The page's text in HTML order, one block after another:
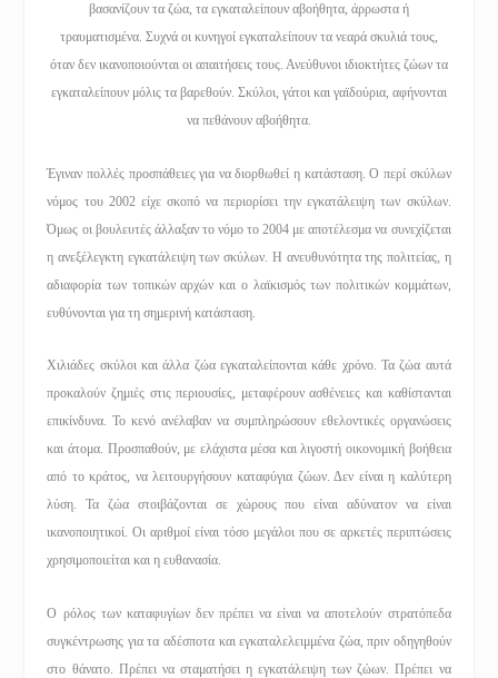
βασανίζουν τα ζώα, τα εγκαταλείπουν αβοήθητα, άρρωστα ή
τραυματισμένα. Συχνά οι κυνηγοί εγκαταλείπουν τα νεαρά σκυλιά τους,
όταν δεν ικανοποιούνται οι απαιτήσεις τους. Ανεύθυνοι ιδιοκτήτες ζώων τα
εγκαταλείπουν μόλις τα βαρεθούν. Σκύλοι, γάτοι και γαϊδούρια, αφήνονται
να πεθάνουν αβοήθητα.
Έγιναν πολλές προσπάθειες για να διορθωθεί η κατάσταση. Ο περί σκύλων
νόμος του 2002 είχε σκοπό να περιορίσει την εγκατάλειψη των σκύλων.
Όμως οι βουλευτές άλλαξαν το νόμο το 2004 με αποτέλεσμα να συνεχίζεται
η ανεξέλεγκτη εγκατάλειψη των σκύλων. Η ανευθυνότητα της πολιτείας, η
αδιαφορία των τοπικών αρχών και ο λαϊκισμός των πολιτικών κομμάτων,
ευθύνονται για τη σημερινή κατάσταση.
Χιλιάδες σκύλοι και άλλα ζώα εγκαταλείπονται κάθε χρόνο. Τα ζώα αυτά
προκαλούν ζημιές στις περιουσίες, μεταφέρουν ασθένειες και καθίστανται
επικίνδυνα. Το κενό ανέλαβαν να συμπληρώσουν εθελοντικές οργανώσεις
και άτομα. Προσπαθούν, με ελάχιστα μέσα και λιγοστή οικονομική βοήθεια
από το κράτος, να λειτουργήσουν καταφύγια ζώων. Δεν είναι η καλύτερη
λύση. Τα ζώα στοιβάζονται σε χώρους που είναι αδύνατον να είναι
ικανοποιητικοί. Οι αριθμοί είναι τόσο μεγάλοι που σε αρκετές περιπτώσεις
χρησιμοποιείται και η ευθανασία.
Ο ρόλος των καταφυγίων δεν πρέπει να είναι να αποτελούν στρατόπεδα
συγκέντρωσης για τα αδέσποτα και εγκαταλελειμμένα ζώα, πριν οδηγηθούν
στο θάνατο. Πρέπει να σταματήσει η εγκατάλειψη των ζώων. Πρέπει να